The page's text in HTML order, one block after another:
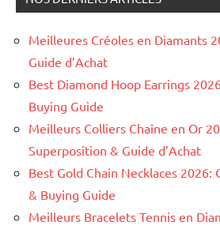
Meilleures Créoles en Diamants
Guide d’Achat
Best Diamond Hoop Earrings
Buying Guide
Meilleurs Colliers Chaîne en Or
Superposition & Guide d’Achat
Best Gold Chain Necklaces 2026:
& Buying Guide
Meilleurs Bracelets Tennis en